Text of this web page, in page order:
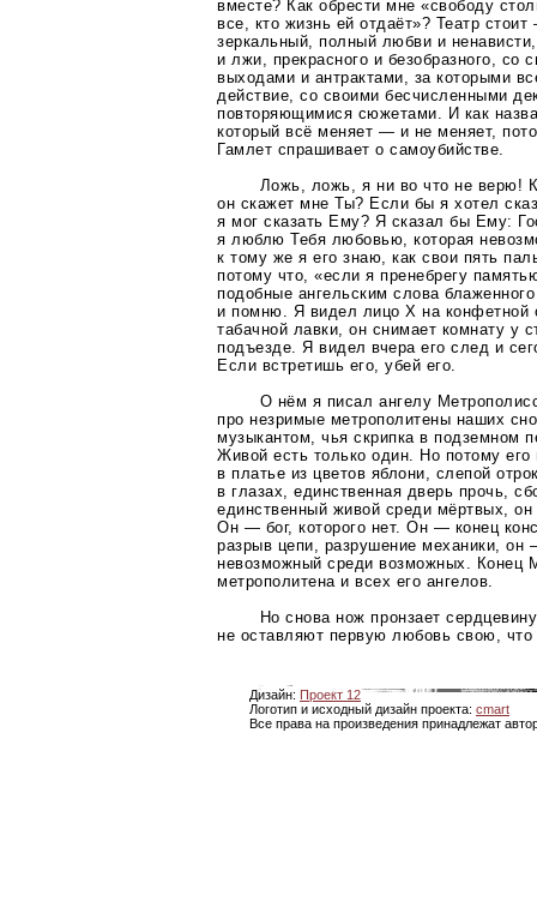
вместе? Как обрести мне «свободу
все, кто жизнь ей отдаёт»? Театр
зеркальный, полный любви и
и лжи, прекрасного и безобразного, со
выходами и антрактами, за которыми
действие, со своими бесчисленными
повторяющимися сюжетами. И как
который всё меняет — и не меняет,
Гамлет спрашивает о самоубийстве.
Ложь, ложь, я ни во что не верю!
он скажет мне Ты? Если бы я хотел
я мог сказать Ему? Я сказал бы Ему:
я люблю Тебя любовью, которая
к тому же я его знаю, как свои пять
потому что, «если я пренебрегу
подобные ангельским слова
и помню. Я видел лицо Х на конфетной
табачной лавки, он снимает комнату у
подъезде. Я видел вчера его след и
Если встретишь его, убей его.
О нём я писал ангелу
про незримые метрополитены наших
музыкантом, чья скрипка в подземном
Живой есть только один. Но потому его
в платье из цветов яблони, слепой
в глазах, единственная дверь прочь,
единственный живой среди мёртвых,
Он — бог, которого нет. Он — конец
разрыв цепи, разрушение механики, он
невозможный среди возможных. Конец
метрополитена и всех его ангелов.
Но снова нож пронзает
не оставляют первую любовь свою, что
Дизайн: Проект 12
Логотип и исходный дизайн проекта: cmart
Все права на произведения принадлежат